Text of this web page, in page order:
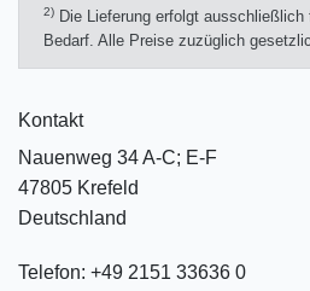
2) Die Lieferung erfolgt ausschließlich
Bedarf. Alle Preise zuzüglich
Kontakt
Nauenweg 34 A-C; E-F
47805 Krefeld
Deutschland
Telefon: +49 2151 33636 0